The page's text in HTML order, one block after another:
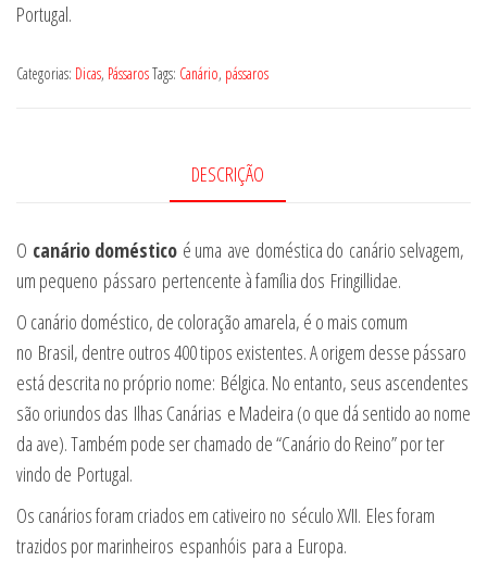
Portugal.
Categorias: Dicas, PássarosTags: Canário, pássaros
DESCRIÇÃO
O canário doméstico é uma ave doméstica do canário selvagem,
um pequeno pássaro pertencente à família dos Fringillidae.
O canário doméstico, de coloração amarela, é o mais comum
no Brasil, dentre outros 400 tipos existentes. A origem desse pássaro
está descrita no próprio nome: Bélgica. No entanto, seus ascendentes
são oriundos das Ilhas Canárias e Madeira (o que dá sentido ao nome
da ave). Também pode ser chamado de “Canário do Reino” por ter
vindo de Portugal.
Os canários foram criados em cativeiro no século XVII. Eles foram
trazidos por marinheiros espanhóis para a Europa.